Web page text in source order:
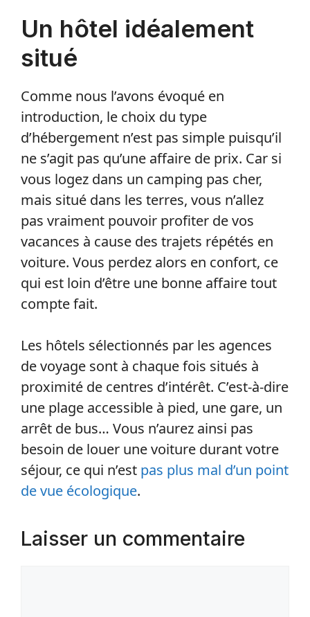
Un hôtel idéalement
situé
Comme nous l’avons évoqué en
introduction, le choix du type
d’hébergement n’est pas simple puisqu’il
ne s’agit pas qu’une affaire de prix. Car si
vous logez dans un camping pas cher,
mais situé dans les terres, vous n’allez
pas vraiment pouvoir profiter de vos
vacances à cause des trajets répétés en
voiture. Vous perdez alors en confort, ce
qui est loin d’être une bonne affaire tout
compte fait.
Les hôtels sélectionnés par les agences
de voyage sont à chaque fois situés à
proximité de centres d’intérêt. C’est-à-dire
une plage accessible à pied, une gare, un
arrêt de bus… Vous n’aurez ainsi pas
besoin de louer une voiture durant votre
séjour, ce qui n’est pas plus mal d’un point
de vue écologique.
Laisser un commentaire